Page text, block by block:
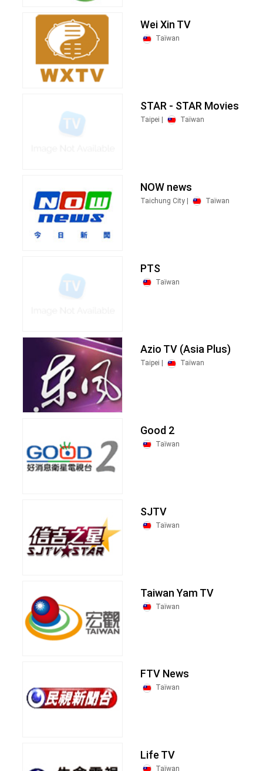
Wei Xin TV
Taïwan
STAR - STAR Movies
Taipei | Taïwan
NOW news
Taichung City | Taïwan
PTS
Taïwan
Azio TV (Asia Plus)
Taipei | Taïwan
Good 2
Taïwan
SJTV
Taïwan
Taiwan Yam TV
Taïwan
FTV News
Taïwan
Life TV
Taïwan